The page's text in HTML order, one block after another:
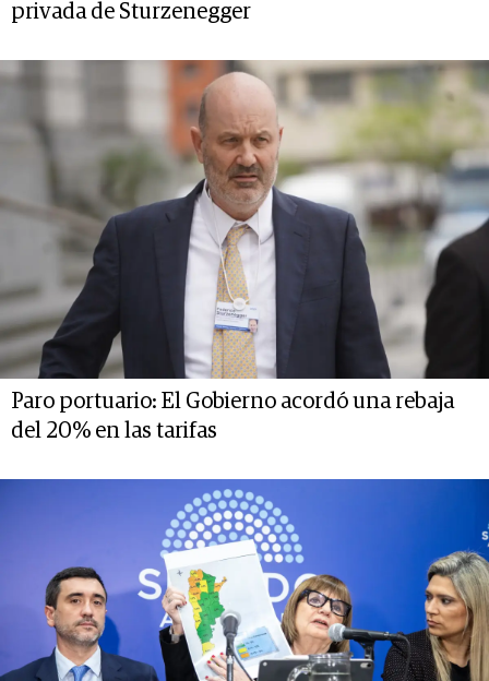
privada de Sturzenegger
Paro portuario: El Gobierno acordó una rebaja
del 20% en las tarifas